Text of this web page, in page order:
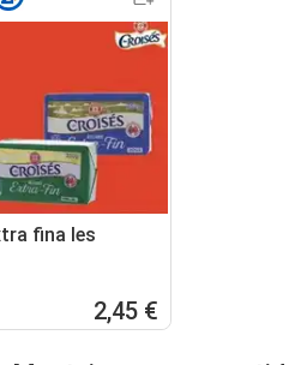
fina les
2,45 €